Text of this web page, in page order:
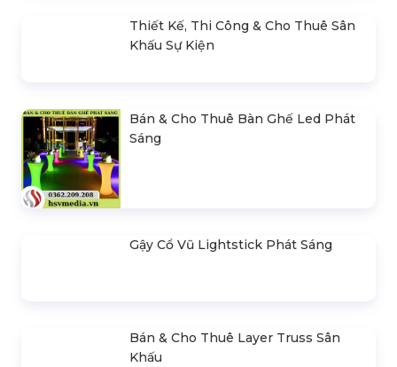
Thiết Kế, Thi Công & Cho Thuê Sân
Khấu Sự Kiện
Bán & Cho Thuê Bàn Ghế Led Phát
Sáng
Gậy Cổ Vũ Lightstick Phát Sáng
Bán & Cho Thuê Layer Truss Sân
Khấu